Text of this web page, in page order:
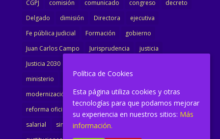
CGPJ
comisión comunicado congreso
decreto
Delgado
dimisión Directora
ejecutiva
Fe pública judicial
Formación
gobierno
Juan Carlos Campo
Jurisprudencia
justicia
Justicia 2030
ministerio
Ministra Justicia
Ministro de Justicia
modernización
noticias Portavoz
reforma
reforma oficina
renovación retribuciones
reunión
salarial
sindicalismo sindicato
Política de Cookies
Esta página utiliza cookies y otras
tecnologías para que podamos mejorar
su experiencia en nuestros sitios: Más
información.